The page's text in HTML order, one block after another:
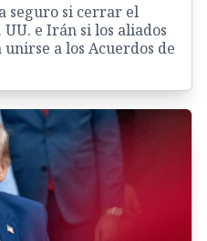
seguro si cerrar el
e Irán si los aliados
a los Acuerdos de